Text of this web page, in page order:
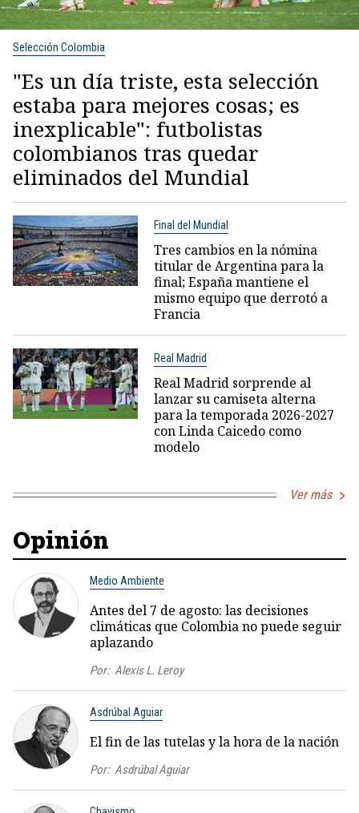
Selección Colombia
"Es un día triste, esta selección
estaba para mejores cosas; es
inexplicable": futbolistas
colombianos tras quedar
eliminados del Mundial
Final del Mundial
Tres cambios en la nómina
titular de Argentina para la
final; España mantiene el
mismo equipo que derrotó a
Francia
Real Madrid
Real Madrid sorprende al
lanzar su camiseta alterna
para la temporada 2026-2027
con Linda Caicedo como
modelo
Ver más
Opinión
Medio Ambiente
Antes del 7 de agosto: las decisiones
climáticas que Colombia no puede seguir
aplazando
Por: Alexis L. Leroy
Asdrúbal Aguiar
El fin de las tutelas y la hora de la nación
Por: Asdrúbal Aguiar